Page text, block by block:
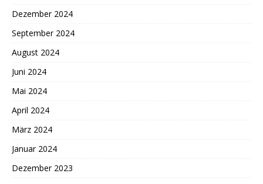
Dezember 2024
September 2024
August 2024
Juni 2024
Mai 2024
April 2024
März 2024
Januar 2024
Dezember 2023